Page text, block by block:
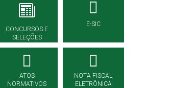
CONCURSOS E
SELEÇÕES
E-SIC
ATOS
NORMATIVOS
NOTA FISCAL
ELETRÔNICA